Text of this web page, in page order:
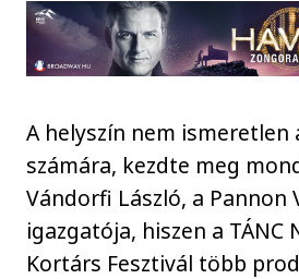
A helyszín nem ismeretlen
számára, kezdte meg
Vándorfi László, a Pannon
igazgatója, hiszen a TÁNC
Kortárs Fesztivál több